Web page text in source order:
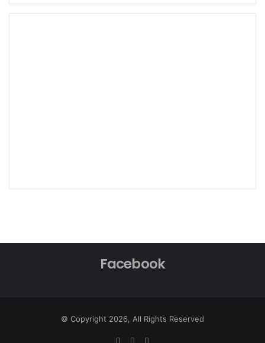
Facebook
© Copyright 2026, All Rights Reserved